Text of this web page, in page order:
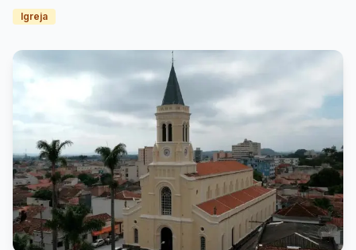
Igreja